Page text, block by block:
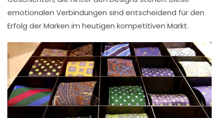
emotionalen Verbindungen sind entscheidend für den
Erfolg der Marken im heutigen kompetitiven Markt.